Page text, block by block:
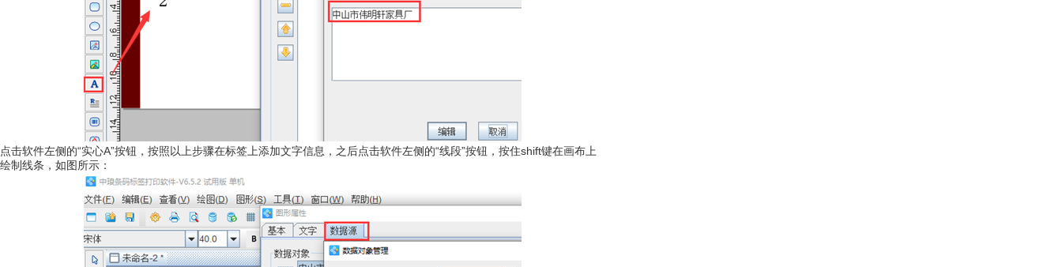
点击软件左侧的“实心A”按钮，按照以上步骤在标签上添加文字信息，之后点击软件左侧的“线段”按钮，按住shift键在画布上
绘制线条，如图所示：